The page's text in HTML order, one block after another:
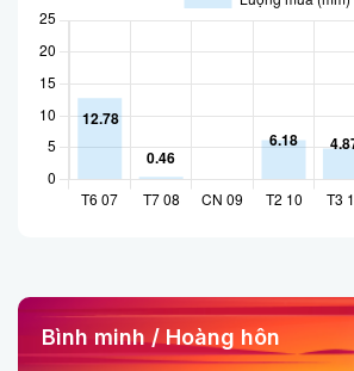
Bình minh / Hoàng hôn